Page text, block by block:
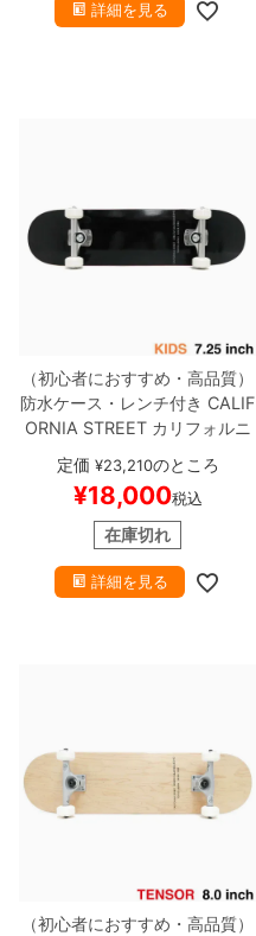
詳細を見る
（初心者におすすめ・高品質）
防水ケース・レンチ付き CALIF
ORNIA STREETカリフォルニ
アストリート
スケートボード完成品（子供
SIMPLE BLACK 7.25
ートボード スケボー
定価 ¥23,210のところ
¥18,000税込
在庫切れ
詳細を見る
（初心者におすすめ・高品質）